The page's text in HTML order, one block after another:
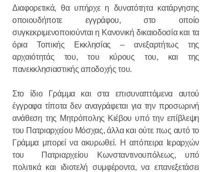
Διαφορετικά, θα υπήρχε η δυνατότητα κατάργησης
οποιουδήποτε εγγράφου, στο οποίο
συγκεκριμενοποιούνται η Κανονική δικαιοδοσία και τα
όρια Τοπικής Εκκλησίας – ανεξαρτήτως της
αρχαιότητάς του, του κύρους του, και της
πανεκκλησιαστικής αποδοχής του.
Στο ίδιο Γράμμα και στα επισυναπτόμενα αυτού
έγγραφα τίποτα δεν αναγράφεται για την προσωρινή
ανάθεση της Μητρόπολης Κιέβου υπό την επίβλεψη
του Πατριαρχείου Μόσχας, άλλα και ούτε πως αυτό το
Γράμμα μπορεί να ακυρωθεί. Η απόπειρα Ιεραρχών
του Πατριαρχείου Κωνσταντινουπόλεως, υπό
πολιτικά και ιδιοτελή συμφέροντα, να επανεξετάσει